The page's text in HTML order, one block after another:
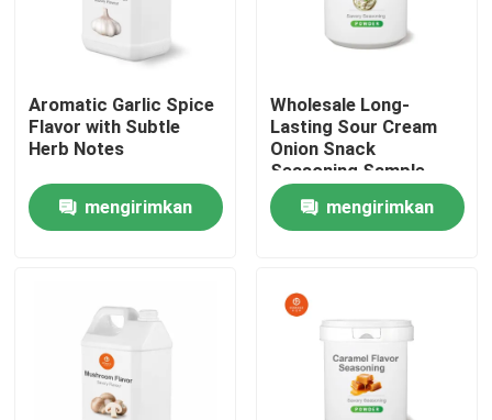
Rumah
Aromatic Garlic Spice
Flavor with Subtle
Herb Notes
mengirimkan
Wholesale Long-
Lasting Sour Cream
Onion Snack
Seasoning Sample
Free
mengirimkan